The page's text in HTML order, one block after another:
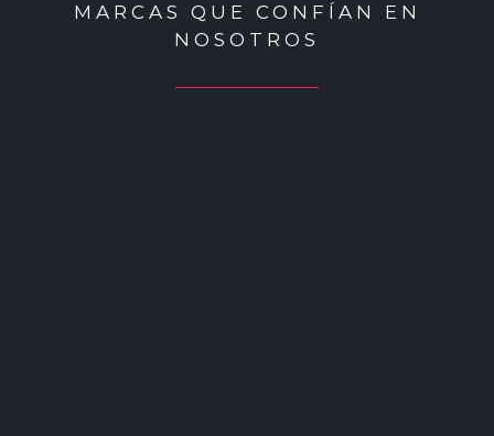
MARCAS QUE CONFÍAN EN
NOSOTROS